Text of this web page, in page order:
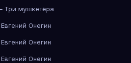
мушкетёра
Онегин
Онегин
Онегин